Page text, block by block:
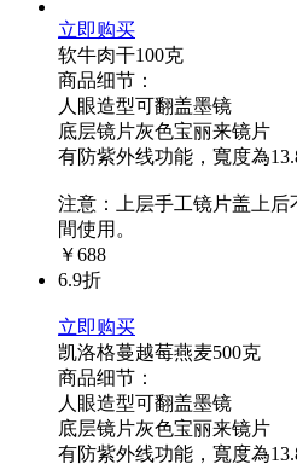
立即购买
软牛肉干100克
商品细节：
人眼造型可翻盖墨镜
底层镜片灰色宝丽来镜片
有防紫外线功能，寬度為
注意：上层手工镜片盖上
間使用。
￥688
6.9折
立即购买
凯洛格蔓越莓燕麦500克
商品细节：
人眼造型可翻盖墨镜
底层镜片灰色宝丽来镜片
有防紫外线功能，寬度為